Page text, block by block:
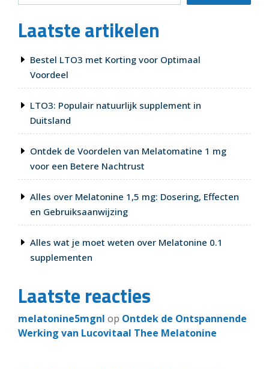
een
Kwalitatieve
Laatste artikelen
Bestel LTO3 met Korting voor Optimaal
Voordeel
LTO3: Populair natuurlijk supplement in
Duitsland
Ontdek de Voordelen van Melatomatine 1 mg
voor een Betere Nachtrust
Alles over Melatonine 1,5 mg: Dosering, Effecten
en Gebruiksaanwijzing
Alles wat je moet weten over Melatonine 0.1
supplementen
Laatste reacties
melatonine5mgnl op Ontdek de Ontspannende
Werking van Lucovitaal Thee Melatonine